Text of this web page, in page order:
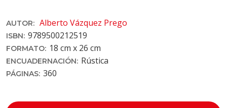
AUTOR: Alberto Vázquez Prego
ISBN: 9789500212519
FORMATO: 18 cm x 26 cm
ENCUADERNACIÓN: Rústica
PÁGINAS: 360